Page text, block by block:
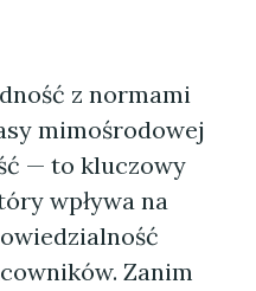
z normami
mimośrodowej
— to kluczowy
wpływa na
Zanim